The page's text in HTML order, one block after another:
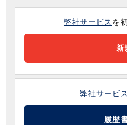
弊社サービス を
新
弊社サービス
履歴